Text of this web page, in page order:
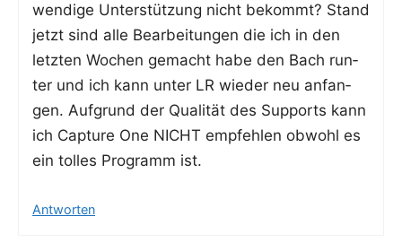
wen­di­ge Unter­stüt­zung nicht bekommt? Stand
jetzt sind alle Bear­bei­tun­gen die ich in den
letz­ten Wochen gemacht habe den Bach run­
ter und ich kann unter LR wie­der neu anfan­
gen. Auf­grund der Qua­li­tät des Sup­ports kann
ich Cap­tu­re One NICHT emp­feh­len obwohl es
ein tol­les Pro­gramm ist.
Antworten